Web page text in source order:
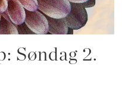
Søndag 2.